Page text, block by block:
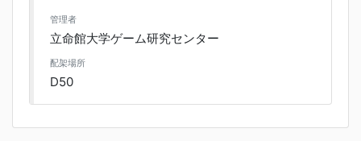
管理者
立命館大学ゲーム研究センター
配架場所
D50